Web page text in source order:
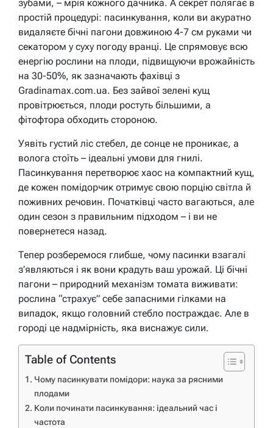
зубами, – мрія кожного дачника. А секрет полягає в
простій процедурі: пасинкування, коли ви акуратно
видаляєте бічні пагони довжиною 4-7 см руками чи
секатором у суху погоду вранці. Це спрямовує всю
енергію рослини на плоди, підвищуючи врожайність
на 30-50%, як зазначають фахівці з
Gradinamax.com.ua. Без зайвої зелені кущ
провітрюється, плоди ростуть більшими, а
фітофтора обходить стороною.
Уявіть густий ліс стебел, де сонце не проникає, а
волога стоїть – ідеальні умови для гнилі.
Пасинкування перетворює хаос на компактний кущ,
де кожен помідорчик отримує свою порцію світла й
поживних речовин. Початківці часто вагаються, але
один сезон з правильним підходом – і ви не
повернетеся назад.
Тепер розберемося глибше, чому пасинки взагалі
з’являються і як вони крадуть ваш урожай. Ці бічні
пагони – природний механізм томата виживати:
рослина “страхує” себе запасними гілками на
випадок, якщо головний стебло постраждає. Але в
городі це надмірність, яка виснажує сили.
Table of Contents
Чому пасинкувати помідори: наука за рясними
плодами
Коли починати пасинкування: ідеальний час і
частота